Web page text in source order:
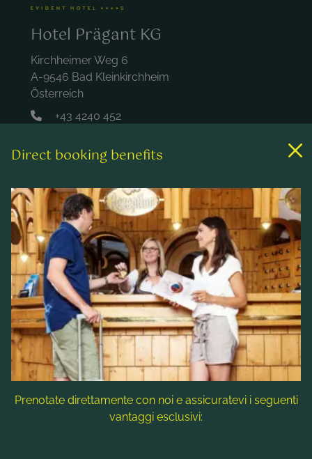
Hotel Prägant KG
Kirchheimer Weg 6
A-9546 Bad Kleinkirchheim
Österreich
+43 4240 452
Links
Camere & Tariffe
Benessere & Spa
Attività ricreative
Contatto & Assistenza
Follow us
Direct booking benefits
Prenotate direttamente con noi e assicuratevi i seguenti
vantaggi esclusivi: